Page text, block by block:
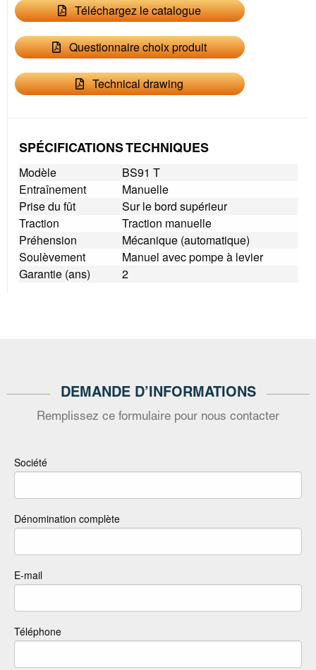
Téléchargez le catalogue
Questionnaire choix produit
Technical drawing
SPÉCIFICATIONS TECHNIQUES
Modèle
BS91 T
Entraînement
Manuelle
Prise du fût
Sur le bord supérieur
Traction
Traction manuelle
Préhension
Mécanique (automatique)
Soulèvement
Manuel avec pompe à levier
Garantie (ans)
2
DEMANDE D’INFORMATIONS
Remplissez ce formulaire pour nous contacter
Société
Dénomination complète
E-mail
Téléphone